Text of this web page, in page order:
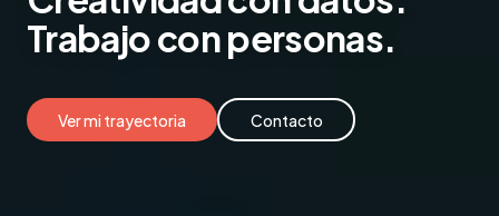
Trabajocon personas.
Ver mi trayectoria Contacto